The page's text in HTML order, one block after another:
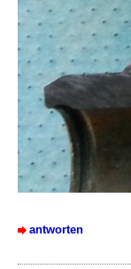
antworten